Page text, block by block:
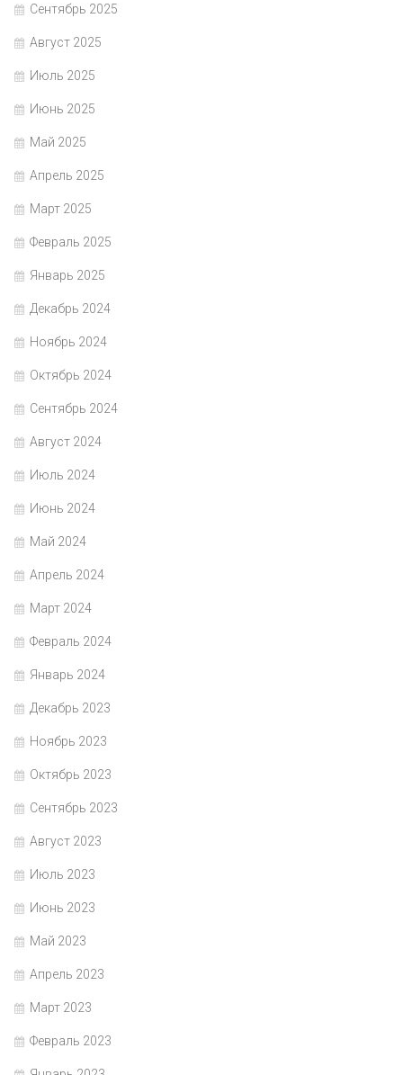
Сентябрь 2025
Август 2025
Июль 2025
Июнь 2025
Май 2025
Апрель 2025
Март 2025
Февраль 2025
Январь 2025
Декабрь 2024
Ноябрь 2024
Октябрь 2024
Сентябрь 2024
Август 2024
Июль 2024
Июнь 2024
Май 2024
Апрель 2024
Март 2024
Февраль 2024
Январь 2024
Декабрь 2023
Ноябрь 2023
Октябрь 2023
Сентябрь 2023
Август 2023
Июль 2023
Июнь 2023
Май 2023
Апрель 2023
Март 2023
Февраль 2023